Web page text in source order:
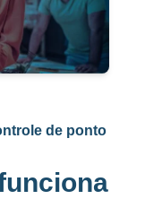
de ponto